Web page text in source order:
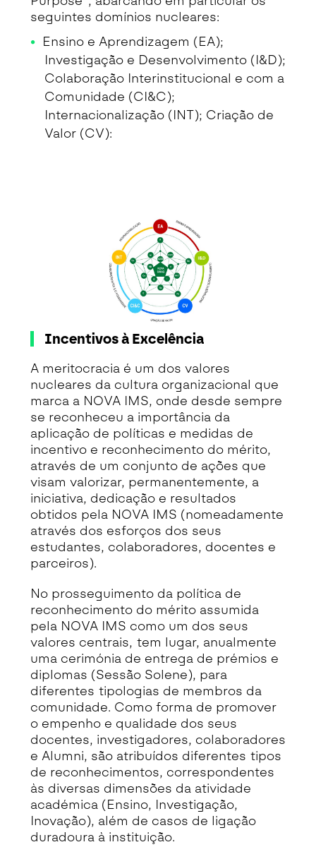
seguintes domínios nucleares:
Ensino e Aprendizagem (EA);
Investigação e Desenvolvimento (I&D);
Colaboração Interinstitucional e com a
Comunidade (CI&C);
Internacionalização (INT); Criação de
Valor (CV):
Incentivos à Excelência
A meritocracia é um dos valores
nucleares da cultura organizacional que
marca a NOVA IMS, onde desde sempre
se reconheceu a importância da
aplicação de políticas e medidas de
incentivo e reconhecimento do mérito,
através de um conjunto de ações que
visam valorizar, permanentemente, a
iniciativa, dedicação e resultados
obtidos pela NOVA IMS (nomeadamente
através dos esforços dos seus
estudantes, colaboradores, docentes e
parceiros).
No prosseguimento da política de
reconhecimento do mérito assumida
pela NOVA IMS como um dos seus
valores centrais, tem lugar, anualmente
uma cerimónia de entrega de prémios e
diplomas (Sessão Solene), para
diferentes tipologias de membros da
comunidade. Como forma de promover
o empenho e qualidade dos seus
docentes, investigadores, colaboradores
e Alumni, são atribuídos diferentes tipos
de reconhecimentos, correspondentes
às diversas dimensões da atividade
académica (Ensino, Investigação,
Inovação), além de casos de ligação
duradoura à instituição.